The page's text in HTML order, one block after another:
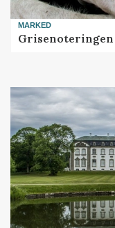
MARKED